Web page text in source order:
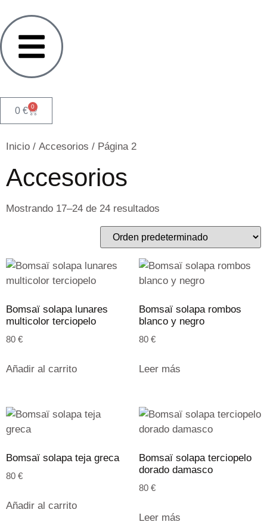
0 € 0
Inicio / Accesorios / Página 2
Accesorios
Mostrando 17–24 de 24 resultados
Bomsaï solapa lunares
multicolor terciopelo
80 €
Añadir al carrito
Bomsaï solapa rombos
blanco y negro
80 €
Leer más
Bomsaï solapa teja greca
80 €
Añadir al carrito
Bomsaï solapa terciopelo
dorado damasco
80 €
Leer más